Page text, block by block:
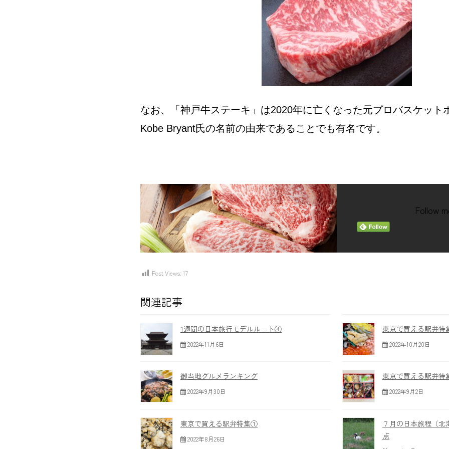
なお、「神戸牛ステーキ」は2020年に亡くなった元プロバスケット
Kobe Bryant氏の名前の由来であることでも有名です。
Follow
Post Views: 17
関連記事
1週間の日本旅行モデルルート④
2022年11月6日
東京で買える駅弁
2022年10月20日
御当地グルメランキング
2022年9月30日
東京で買える駅弁
2022年9月2日
東京で買える駅弁特集①
2022年8月26日
７月の日本旅程（
点